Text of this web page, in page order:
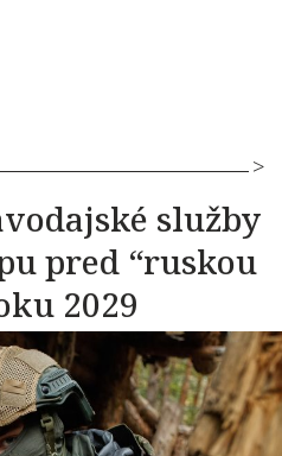
služby
pred “ruskou
2029